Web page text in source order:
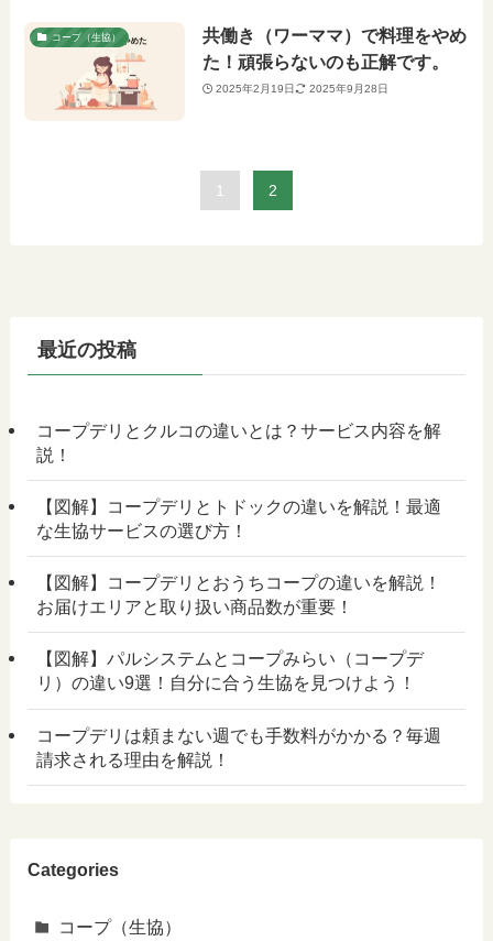
コープ（生協）
共働き（ワーママ）で料理をやめ
た！頑張らないのも正解です。
2025年2月19日 2025年9月28日
1 2
最近の投稿
コープデリとクルコの違いとは？サービス内容を解
説！
【図解】コープデリとトドックの違いを解説！最適
な生協サービスの選び方！
【図解】コープデリとおうちコープの違いを解説！
お届けエリアと取り扱い商品数が重要！
【図解】パルシステムとコープみらい（コープデ
リ）の違い9選！自分に合う生協を見つけよう！
コープデリは頼まない週でも手数料がかかる？毎週
請求される理由を解説！
Categories
コープ（生協）